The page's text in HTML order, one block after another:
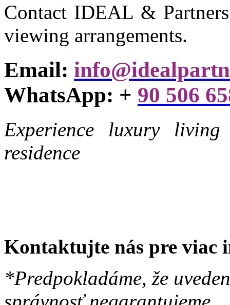
Contact IDEAL &
viewing arrangements.
Email:
WhatsApp: + 90 506
Experience luxury living
residence
Kontaktujte nás pre viac
*Predpokladáme, že